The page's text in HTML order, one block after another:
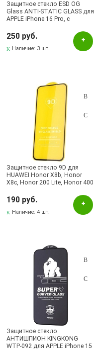
Защитное стекло ESD OG
Glass ANTI-STATIC GLASS для
APPLE iPhone 16 Pro, с
окантовки черный
250 руб.
Наличие: 3 шт.
Защитное стекло 9D для
HUAWEI Honor X8b, Honor
X8c, Honor 200 Lite, Honor 400
190 руб.
Наличие:4 шт.
Защитное стекло
АНТИШПИОН KINGKONG
WTP-092 для APPLE iPhone 15